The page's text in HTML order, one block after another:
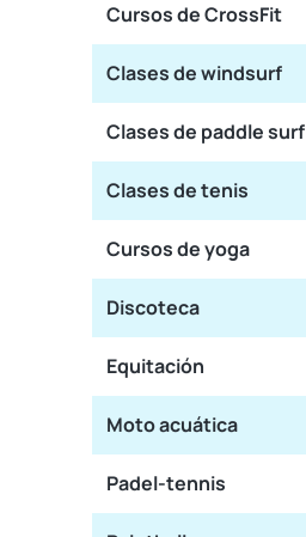
Cursos de CrossFit
Clases de windsurf
Clases de paddle surf
Clases de tenis
Cursos de yoga
Discoteca
Equitación
Moto acuática
Padel-tennis